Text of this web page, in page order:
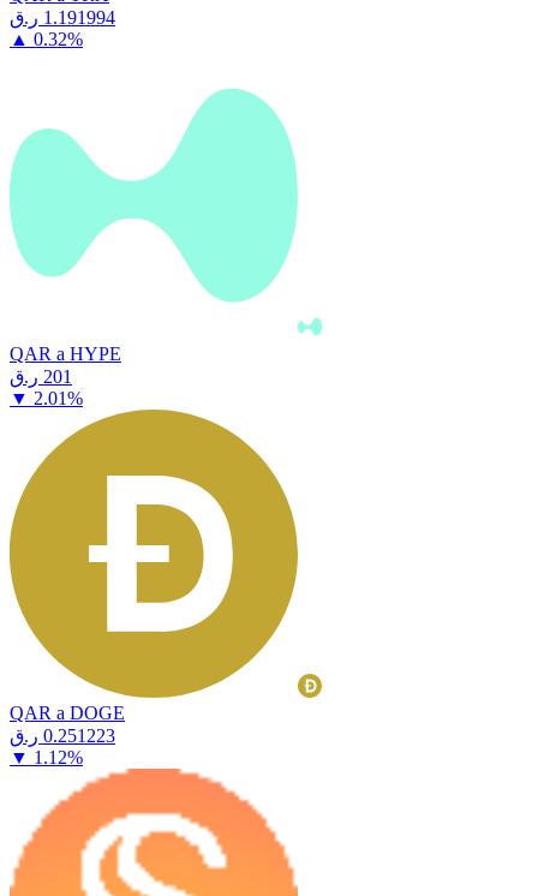
⁦ر.ق⁩ 1.191994
▲ 0.32%
QAR a HYPE
⁦ر.ق⁩ 201
▼ 2.01%
QAR a DOGE
⁦ر.ق⁩ 0.251223
▼ 1.12%